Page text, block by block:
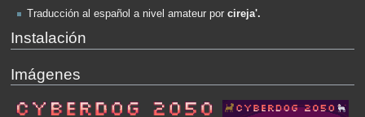
Traducción al español a nivel amateur por cireja'.
Instalación
Imágenes